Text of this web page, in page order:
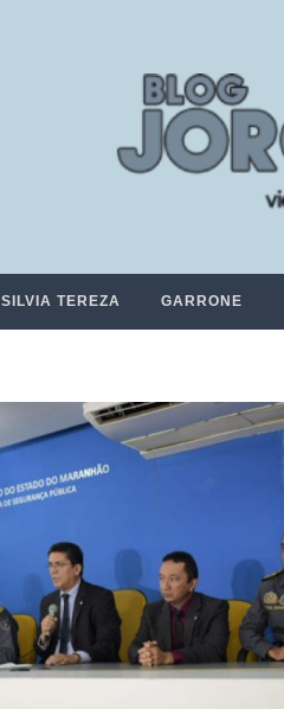
SILVIA TEREZA GARRONE